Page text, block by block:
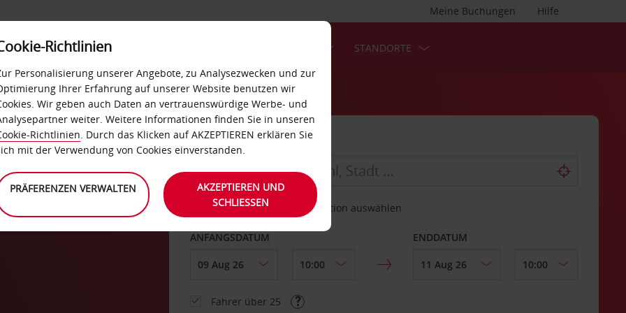
Hilfe
Meine Buchungen
LOYALTY SELF-SERVICES STANDORTE
ABHOLEN VON
Eine andere Rückgabestation auswählen
ANFANGSDATUM ENDDATUM
Fahrer über 25
Richtlinien
Personalisierung unserer Angebote, zu Analysezwecken und zur
Ihrer Erfahrung auf unserer Website benutzen wir
Wir geben auch Daten an vertrauenswürdige Werbe- und
weiter. Weitere Informationen finden Sie in unseren
Richtlinien. Durch das Klicken auf AKZEPTIEREN erklären Sie
mit der Verwendung von Cookies einverstanden.
PRÄFERENZEN VERWALTEN
AKZEPTIEREN UND
SCHLIESSEN